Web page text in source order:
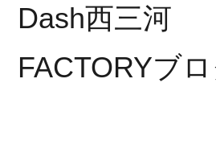
Dash西三河
FACTORYブ